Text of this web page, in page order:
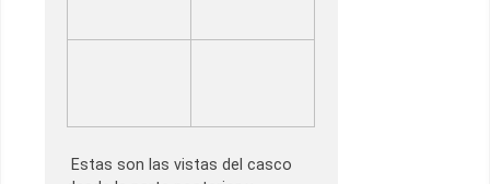
Estas son las vistas del casco